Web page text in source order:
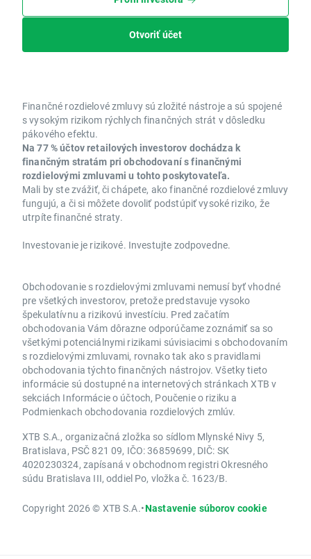
Otvoriť účet
Finančné rozdielové zmluvy sú zložité nástroje a sú spojené
s vysokým rizikom rýchlych finančných strát v dôsledku
pákového efektu.
Na 77 % účtov retailových investorov dochádza k
finančným stratám pri obchodovaní s finančnými
rozdielovými zmluvami u tohto poskytovateľa.
Mali by ste zvážiť, či chápete, ako finančné rozdielové zmluvy
fungujú, a či si môžete dovoliť podstúpiť vysoké riziko, že
utrpíte finančné straty.
Investovanie je rizikové. Investujte zodpovedne.
Obchodovanie s rozdielovými zmluvami nemusí byť vhodné
pre všetkých investorov, pretože predstavuje vysoko
špekulatívnu a rizikovú investíciu. Pred začatím
obchodovania Vám dôrazne odporúčame zoznámiť sa so
všetkými potenciálnymi rizikami súvisiacimi s obchodovaním
s rozdielovými zmluvami, rovnako tak ako s pravidlami
obchodovania týchto finančných nástrojov. Všetky tieto
informácie sú dostupné na internetových stránkach XTB v
sekciách Informácie o účtoch, Poučenie o riziku a
Podmienkach obchodovania rozdielových zmlúv.
XTB S.A., organizačná zložka so sídlom Mlynské Nivy 5,
Bratislava, PSČ 821 09, IČO: 36859699, DIČ: SK
4020230324, zapísaná v obchodnom registri Okresného
súdu Bratislava III, oddiel Po, vložka č. 1623/B.
Copyright 2026 © XTB S.A.•Nastavenie súborov cookie